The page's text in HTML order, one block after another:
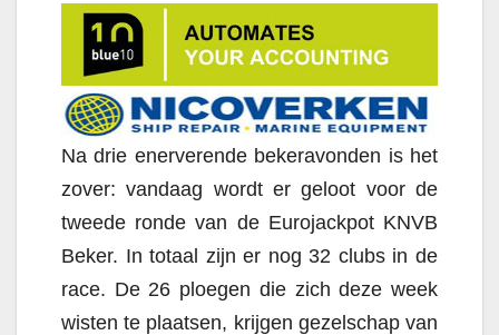
Na drie enerverende bekeravonden is het
zover: vandaag wordt er geloot voor de
tweede ronde van de Eurojackpot KNVB
Beker. In totaal zijn er nog 32 clubs in de
race. De 26 ploegen die zich deze week
wisten te plaatsen, krijgen gezelschap van